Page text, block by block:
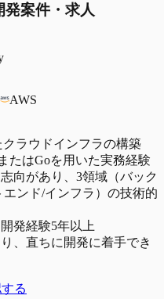
案件・求人
AWS
クラウドインフラの構築
たはGoを用いた実務経験
向があり、3領域（バック
エンド/インフラ）の技術的
発経験5年以上
、直ちに開発に着手でき
る